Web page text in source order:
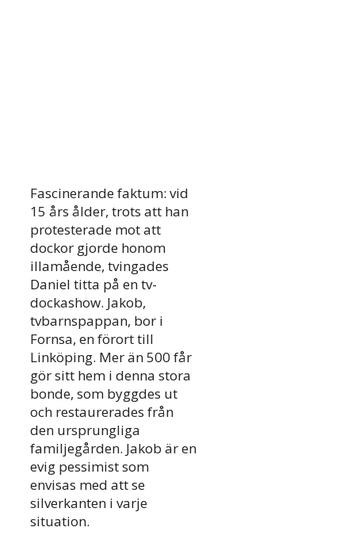
Fascinerande faktum: vid
15 års ålder, trots att han
protesterade mot att
dockor gjorde honom
illamående, tvingades
Daniel titta på en tv-
dockashow. Jakob,
tvbarnspappan, bor i
Fornsa, en förort till
Linköping. Mer än 500 får
gör sitt hem i denna stora
bonde, som byggdes ut
och restaurerades från
den ursprungliga
familjegården. Jakob är en
evig pessimist som
envisas med att se
silverkanten i varje
situation.